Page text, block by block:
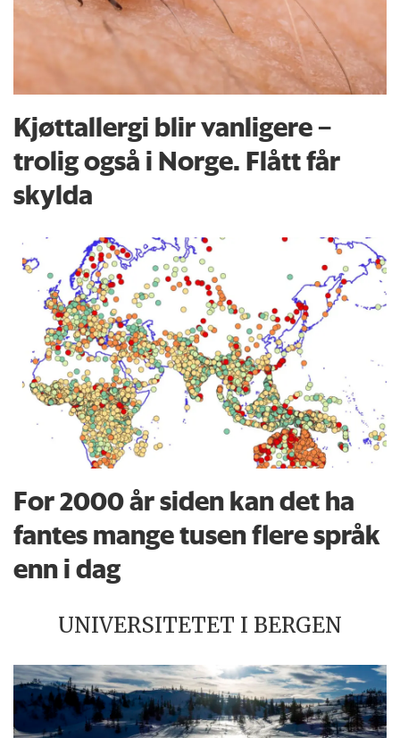
Kjøttallergi blir vanligere –
trolig også i Norge. Flått får
skylda
For 2000 år siden kan det ha
fantes mange tusen flere språk
enn i dag
UNIVERSITETET I BERGEN